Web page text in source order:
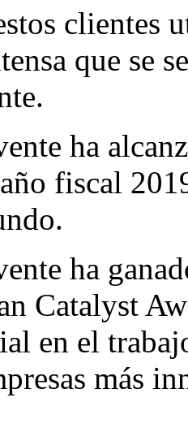
clientes
que se
ha
fiscal
ha
Catalyst
en el
más